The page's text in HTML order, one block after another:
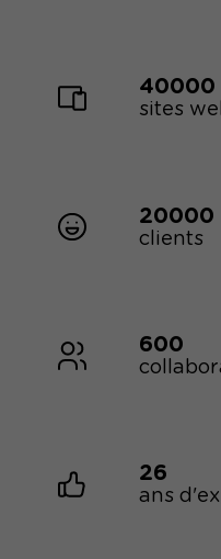
40000
sites
20000
clients
600
26
ans